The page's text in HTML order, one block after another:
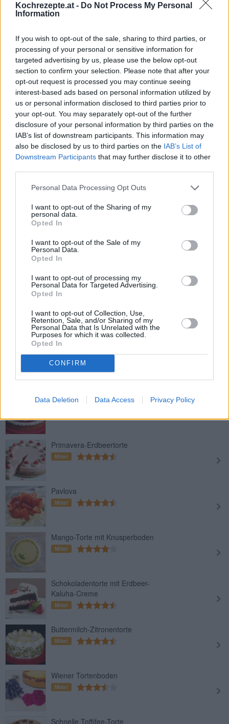
Kochrezepte.at - Do Not Process My Personal
Information
If you wish to opt-out of the sale, sharing to third parties, or
processing of your personal or sensitive information for
targeted advertising by us, please use the below opt-out
section to confirm your selection. Please note that after your
opt-out request is processed you may continue seeing
interest-based ads based on personal information utilized by
us or personal information disclosed to third parties prior to
your opt-out. You may separately opt-out of the further
disclosure of your personal information by third parties on the
IAB’s list of downstream participants. This information may
also be disclosed by us to third parties on the IAB’s List of
Downstream Participants that may further disclose it to other
Personal Data Processing Opt Outs
I want to opt-out of the Sharing of my
personal data.
Opted In
I want to opt-out of the Sale of my
Personal Data.
Opted In
I want to opt-out of processing my
Personal Data for Targeted Advertising.
Opted In
I want to opt-out of Collection, Use,
Retention, Sale, and/or Sharing of my
Personal Data that Is Unrelated with the
Purposes for which it was collected.
Opted In
CONFIRM
Data Deletion Data Access Privacy Policy
Leicht
Fruchtikus Torte
Kakao Tortenboden
Leicht
Blaubeer-Kokos-Torte
Leicht
Caipirinha-Torte
Leicht
Nutella-Krümeltorte mit Vanillecreme
und Mandarinen
Leicht
Schneewittchentorte
Primavera-Erdbeertorte
Mittel
Pavlova
Mittel
Mango-Torte mit Knusperboden
Mittel
Schokoladentorte mit Erdbeer-
Kaluha-Creme
Mittel
Buttermilch-Zitronentorte
Mittel
Wiener Tortenboden
Mittel
Schnelle Toffifee-Torte